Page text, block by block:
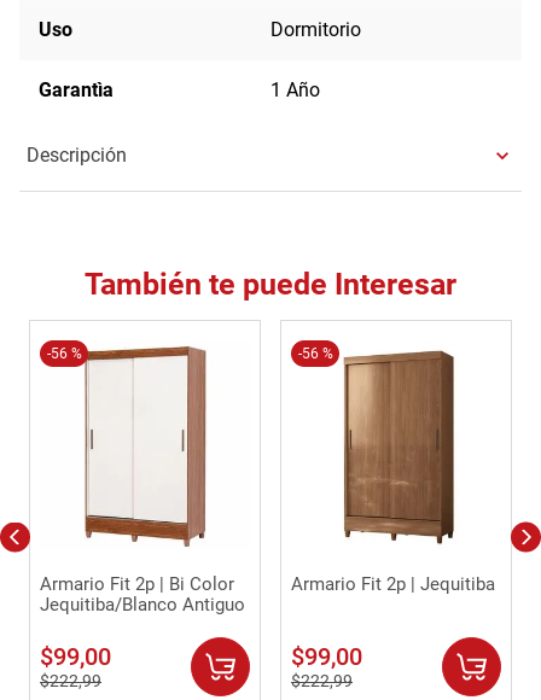
Uso Dormitorio
Garantìa 1 Año
Descripción
También te puede Interesar
-56 %
Armario Fit 2p | Bi Color
Jequitiba/Blanco Antiguo
$99,00
$222,99
-56 %
Armario Fit 2p | Jequitiba
$99,00
$222,99